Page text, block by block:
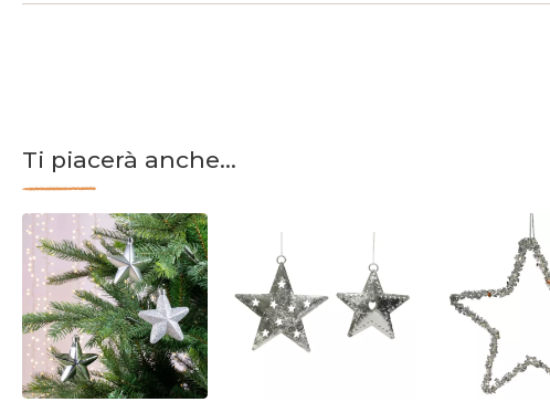
Ti piacerà anche...